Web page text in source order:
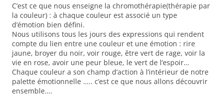
C’est ce que nous enseigne la chromothérapie(thérapie par
la couleur) : à chaque couleur est associé un type
d’émotion bien défini.
Nous utilisons tous les jours des expressions qui rendent
compte du lien entre une couleur et une émotion : rire
jaune, broyer du noir, voir rouge, être vert de rage, voir la
vie en rose, avoir une peur bleue, le vert de l’espoir…
Chaque couleur a son champ d’action à l’intérieur de notre
palette émotionnelle ….. c’est ce que nous allons découvrir
ensemble….